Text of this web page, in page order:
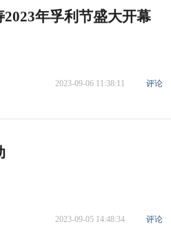
年孚利节盛大开幕
2023-09-06 11:38:11 评论
2023-09-05 14:48:34 评论